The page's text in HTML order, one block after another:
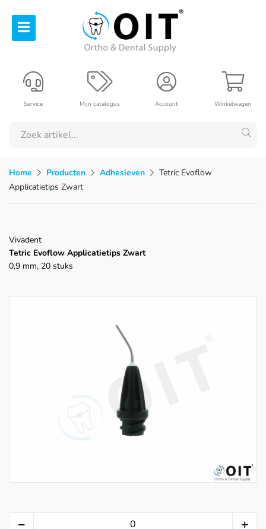
Winkelwagen
Account
Mijn catalogus
Service
Home Producten Adhesieven
Tetric Evoflow
Applicatietips Zwart
Vivadent
Tetric Evoflow Applicatietips Zwart
0,9 mm, 20 stuks